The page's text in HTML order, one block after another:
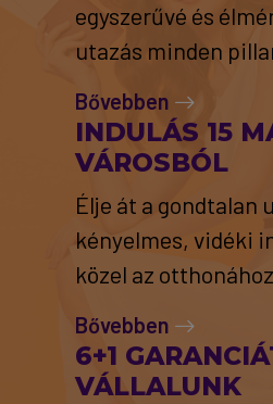
egyszerűvé és
utazás minden
Bővebben
INDULÁS 15
VÁROSBÓL
Élje át a gondtalan
kényelmes, vidéki
közel az
Bővebben
6+1
VÁLLALUNK